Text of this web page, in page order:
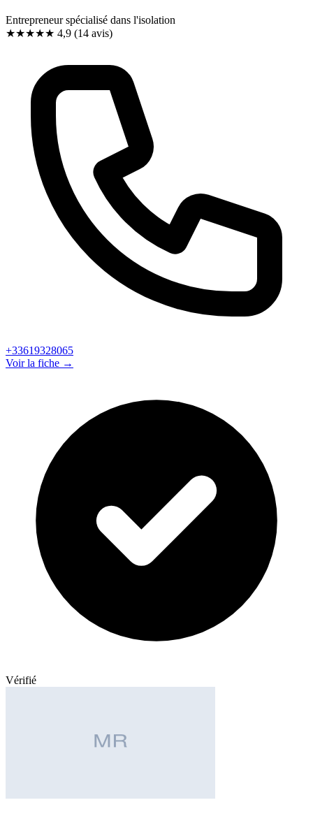
Entrepreneur spécialisé dans l'isolation
★★★★★ 4,9 (14 avis)
+33619328065
Voir la fiche →
Vérifié